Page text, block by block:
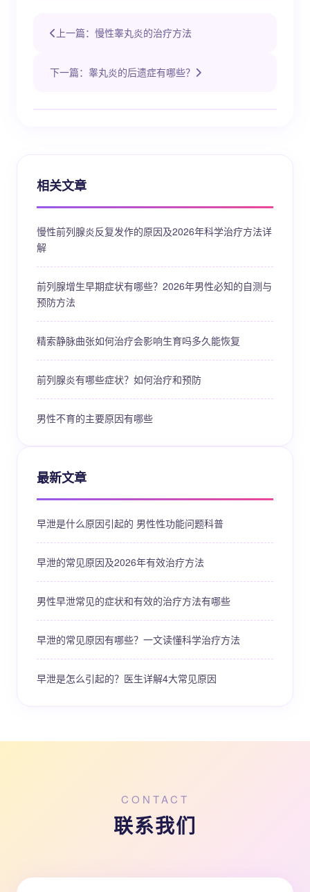
上一篇：慢性睾丸炎的治疗方法
下一篇：睾丸炎的后遗症有哪些？
相关文章
慢性前列腺炎反复发作的原因及2026年科学治疗方法详
解
前列腺增生早期症状有哪些？2026年男性必知的自测与
预防方法
精索静脉曲张如何治疗会影响生育吗多久能恢复
前列腺炎有哪些症状？如何治疗和预防
男性不育的主要原因有哪些
最新文章
早泄是什么原因引起的 男性性功能问题科普
早泄的常见原因及2026年有效治疗方法
男性早泄常见的症状和有效的治疗方法有哪些
早泄的常见原因有哪些？一文读懂科学治疗方法
早泄是怎么引起的？医生详解4大常见原因
CONTACT
联系我们